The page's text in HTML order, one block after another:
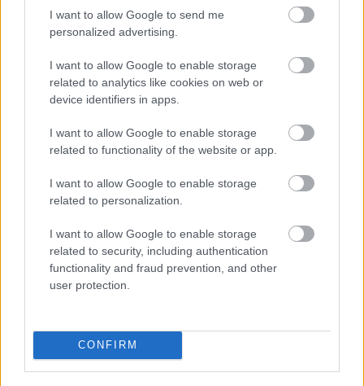
I want to allow Google to send me
personalized advertising.
I want to allow Google to enable storage
related to analytics like cookies on web or
device identifiers in apps.
I want to allow Google to enable storage
related to functionality of the website or app.
I want to allow Google to enable storage
related to personalization.
I want to allow Google to enable storage
related to security, including authentication
functionality and fraud prevention, and other
user protection.
CONFIRM
vagy a félelem sokszor azt jelzi, hogy valami igazán
jelentős dolog előtt állunk.
Ezért érezzük bizonytalannak az
szintlépés előtt